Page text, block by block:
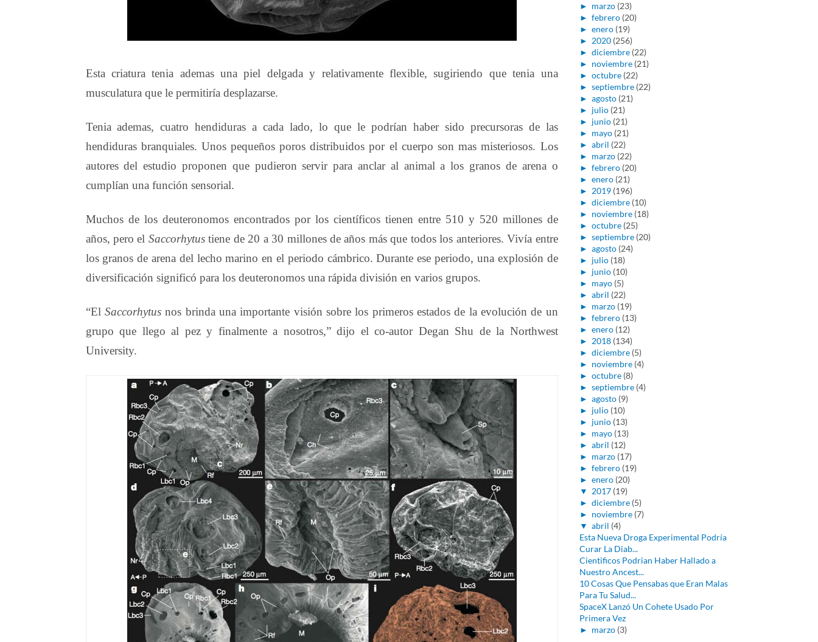
Esta criatura tenia ademas una piel delgada y relativamente flexible, sugiriendo que tenia una
musculatura que le permitiría desplazarse.
Tenia ademas, cuatro hendiduras a cada lado, lo que le podrían haber sido precursoras de las
hendiduras branquiales. Unos pequeños poros distribuidos por el cuerpo son mas misteriosos. Los
autores del estudio proponen que pudieron servir para anclar al animal a los granos de arena o
cumplían una función sensorial.
Muchos de los deuteronomos encontrados por los científicos tienen entre 510 y 520 millones de
años, pero el Saccorhytustiene de 20 a 30 millones de años más que todos los anteriores. Vivía entre
los granos de arena del lecho marino en el periodo cámbrico. Durante ese periodo, una explosión de
diversificación significó para los deuteronomos una rápida división en varios grupos.
“El Saccorhytusnos brinda una importante visión sobre los primeros estados de la evolución de un
grupo que llego al pez y finalmente a nosotros,” dijo el co-autor Degan Shu de la Northwest
University.
► marzo (23)
► febrero (20)
► enero (19)
► 2020 (256)
► diciembre (22)
► noviembre (21)
► octubre (22)
► septiembre (22)
► agosto (21)
► julio (21)
► junio (21)
► mayo (21)
► abril (22)
► marzo (22)
► febrero (20)
► enero (21)
► 2019 (196)
► diciembre (10)
► noviembre (18)
► octubre (25)
► septiembre (20)
► agosto (24)
► julio (18)
► junio (10)
► mayo (5)
► abril (22)
► marzo (19)
► febrero (13)
► enero (12)
► 2018 (134)
► diciembre (5)
► noviembre (4)
► octubre (8)
► septiembre (4)
► agosto (9)
► julio (10)
► junio (13)
► mayo (13)
► abril (12)
► marzo (17)
► febrero (19)
► enero (20)
▼ 2017 (19)
► diciembre (5)
► noviembre (7)
▼ abril (4)
Esta Nueva Droga Experimental Podría
Curar La Diab...
Cientificos Podrian Haber Hallado a
Nuestro Ancest...
10 Cosas Que Pensabas que Eran Malas
Para Tu Salud...
SpaceX Lanzó Un Cohete Usado Por
Primera Vez
► marzo (3)